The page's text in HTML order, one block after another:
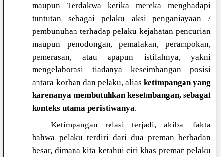
maupun Terdakwa ketika mereka menghadapi
tuntutan sebagai pelaku aksi penganiayaan /
pembunuhan terhadap pelaku kejahatan pencurian
maupun penodongan, pemalakan, perampokan,
pemerasan, atau apapun istilahnya, yakni
mengelaborasi tiadanya keseimbangan posisi
antara korban dan pelaku, alias ketimpangan yang
karenanya membutuhkan keseimbangan, sebagai
konteks utama peristiwanya.
Ketimpangan relasi terjadi, akibat fakta
bahwa pelaku terdiri dari dua preman berbadan
besar, dimana kita ketahui ciri khas preman pelaku